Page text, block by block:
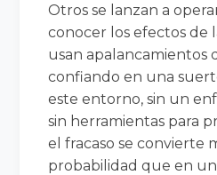
Otros se lanzan a
conocer los efectos de
usan apalancamientos
confiando en una
este entorno, sin un
sin herramientas para
el fracaso se convierte
probabilidad que en